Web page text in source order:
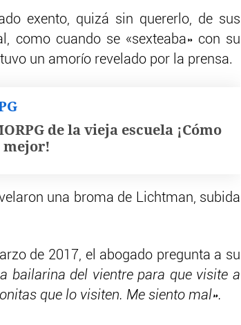
exento, quizá sin quererlo, de sus
como cuando se «sexteaba» con su
un amorío revelado por la prensa.
de la vieja escuela ¡Cómo
mejor!
una broma de Lichtman, subida
de 2017, el abogado pregunta a su
bailarina del vientre para que visite a
que lo visiten. Me siento mal».